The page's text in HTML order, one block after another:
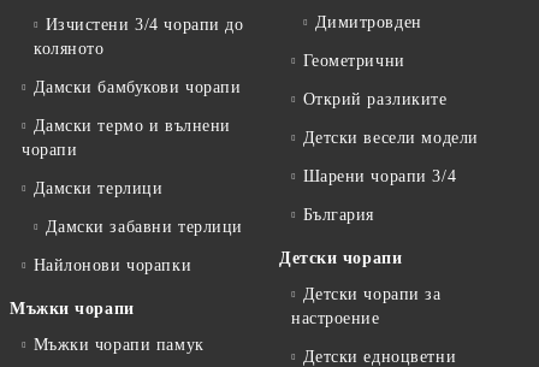
Изчистени 3/4 чорапи до
коляното
Дамски бамбукови чорапи
Дамски термо и вълнени
чорапи
Дамски терлици
Дамски забавни терлици
Найлонови чорапки
Мъжки чорапи
Мъжки чорапи памук
Димитровден
Геометрични
Открий разликите
Детски весели модели
Шарени чорапи 3/4
България
Детски чорапи
Детски чорапи за
настроение
Детски едноцветни